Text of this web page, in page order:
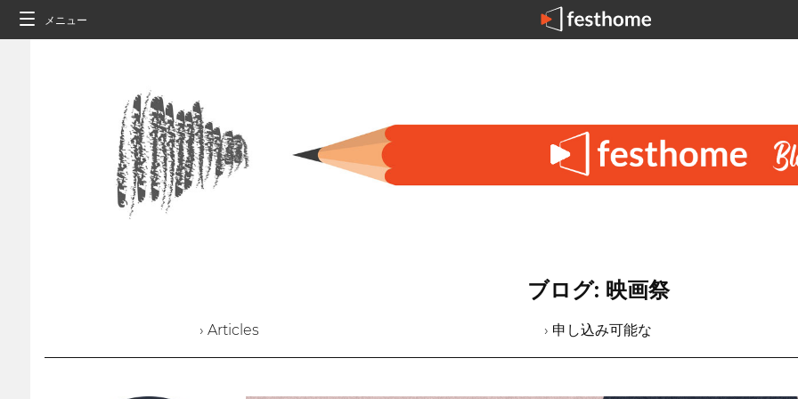
メニュー
ブログ: 映画祭
› Articles › 申し込み可能な